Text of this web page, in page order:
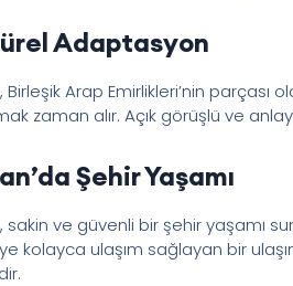
Adaptasyon
Birleşik Arap Emirlikleri’nin parçası
zaman alır. Açık görüşlü ve
Şehir Yaşamı
sakin ve güvenli bir şehir yaşamı
kolayca ulaşım sağlayan bir